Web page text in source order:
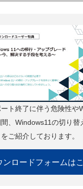
ト終了に伴う危険性や
、Windows11の切り替
ご紹介しております。
ンロードフォームは